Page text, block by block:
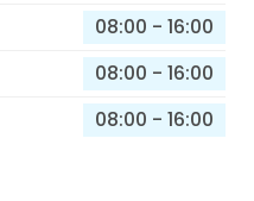
08:00 - 16:00
08:00 - 16:00
08:00 - 16:00